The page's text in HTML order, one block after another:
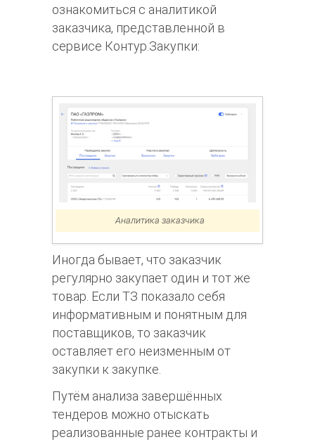
ознакомиться с аналитикой
заказчика, представленной в
сервисе Контур.Закупки:
Аналитика заказчика
Иногда бывает, что заказчик
регулярно закупает один и тот же
товар. Если ТЗ показало себя
информативным и понятным для
поставщиков, то заказчик
оставляет его неизменным от
закупки к закупке.
Путём анализа завершённых
тендеров можно отыскать
реализованные ранее контракты и